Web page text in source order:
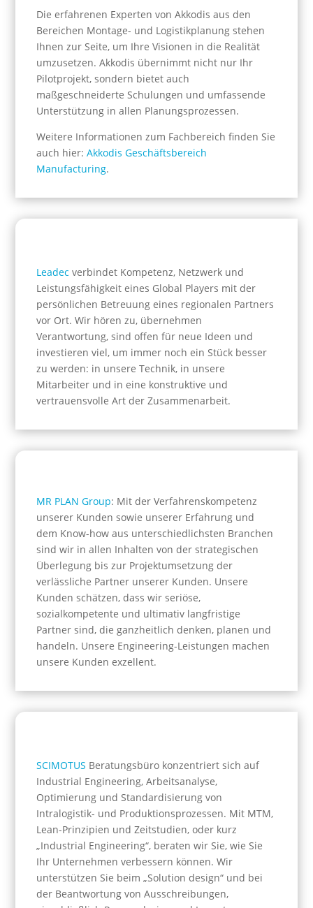
Die erfahrenen Experten von Akkodis aus den
Bereichen Montage- und Logistikplanung stehen
Ihnen zur Seite, um Ihre Visionen in die Realität
umzusetzen. Akkodis übernimmt nicht nur Ihr
Pilotprojekt, sondern bietet auch
maßgeschneiderte Schulungen und umfassende
Unterstützung in allen Planungsprozessen.
Weitere Informationen zum Fachbereich finden Sie
auch hier:Akkodis Geschäftsbereich
Manufacturing.
Leadec verbindet Kompetenz, Netzwerk und
Leistungsfähigkeit eines Global Players mit der
persönlichen Betreuung eines regionalen Partners
vor Ort. Wir hören zu, übernehmen
Verantwortung, sind offen für neue Ideen und
investieren viel, um immer noch ein Stück besser
zu werden: in unsere Technik, in unsere
Mitarbeiter und in eine konstruktive und
vertrauensvolle Art der Zusammenarbeit.
MR PLAN Group: Mit der Verfahrenskompetenz
unserer Kunden sowie unserer Erfahrung und
dem Know-how aus unterschiedlichsten Branchen
sind wir in allen Inhalten von der strategischen
Überlegung bis zur Projektumsetzung der
verlässliche Partner unserer Kunden. Unsere
Kunden schätzen, dass wir seriöse,
sozialkompetente und ultimativ langfristige
Partner sind, die ganzheitlich denken, planen und
handeln. Unsere Engineering-Leistungen machen
unsere Kunden exzellent.
SCIMOTUS Beratungsbüro konzentriert sich auf
Industrial Engineering, Arbeitsanalyse,
Optimierung und Standardisierung von
Intralogistik- und Produktionsprozessen. Mit MTM,
Lean-Prinzipien und Zeitstudien, oder kurz
„Industrial Engineering“, beraten wir Sie, wie Sie
Ihr Unternehmen verbessern können. Wir
unterstützen Sie beim „Solution design“ und bei
der Beantwortung von Ausschreibungen,